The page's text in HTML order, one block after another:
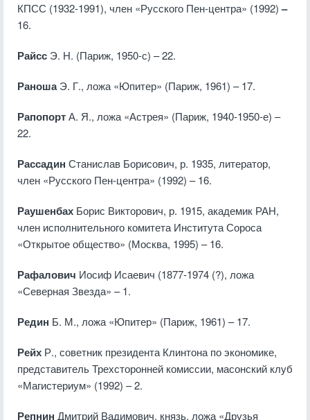
КПСС (1932-1991), член «Русского Пен-центра» (1992)–
16.
Райсс Э. Н. (Париж, 1950-с) – 22.
РаношаЭ. Г., ложа «Юпитер» (Париж, 1961) – 17.
РапопортА. Я., ложа «Астрея» (Париж, 1940-1950-е) –
22.
Рассадин Станислав Борисович, р. 1935, литератор,
член «Русского Пен-центра» (1992) – 16.
Раушенбах Борис Викторович, р. 1915, академик РАН,
член исполнительного комитета Института Сороса
«Открытое общество» (Москва, 1995) – 16.
Рафалович Иосиф Исаевич (1877-1974 (?), ложа
«Северная Звезда» – 1.
Редин Б. М., ложа «Юпитер» (Париж, 1961) – 17.
Рейх Р., советник президента Клинтона по экономике,
представитель Трехсторонней комиссии, масонский клуб
«Магистериум» (1992) – 2.
Репнин Дмитрий Вадимович, князь, ложа «Друзья